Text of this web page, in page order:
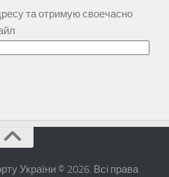
та отримую своечасно
України © 2026. Всі права